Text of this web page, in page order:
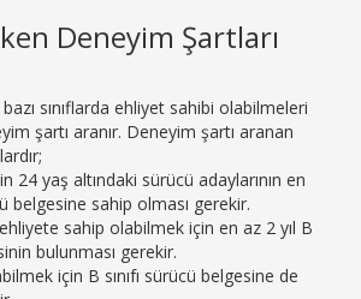
Deneyim Şartları
bazı sınıflarda ehliyet sahibi olabilmeleri
şartı aranır. Deneyim şartı aranan
24 yaş altındaki sürücü adaylarının en
belgesine sahip olması gerekir.
ehliyete sahip olabilmek için en az 2 yıl B
bulunması gerekir.
için B sınıfı sürücü belgesine de